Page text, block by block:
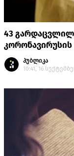
43
კორონავირუსის
პუბლიკა
10:41, 16